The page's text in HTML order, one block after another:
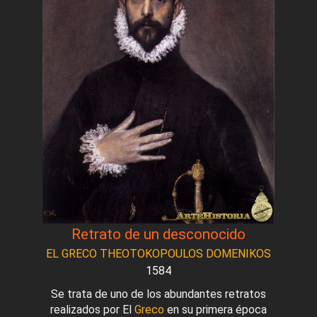
Retrato de un desconocido
EL GRECO THEOTOKOPOULOS DOMENIKOS
1584
Se trata de uno de los abundantes retratos
realizados por El Greco en su primera época